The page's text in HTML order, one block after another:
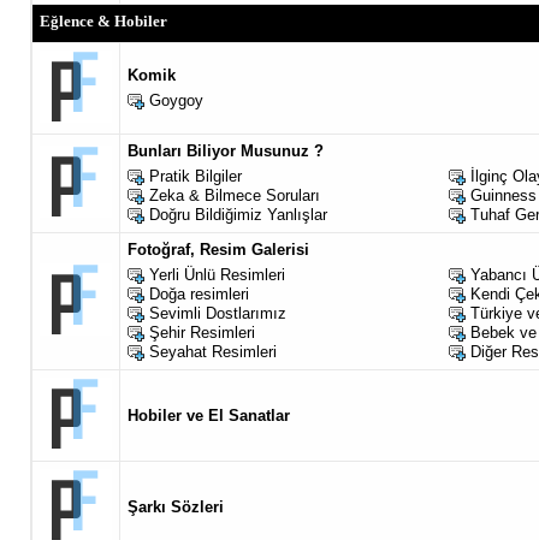
Eğlence & Hobiler
Komik
Goygoy
Bunları Biliyor Musunuz ?
Pratik Bilgiler
İlginç
Zeka & Bilmece Soruları
Doğru Bildiğimiz Yanlışlar
Tuhaf
Fotoğraf, Resim Galerisi
Yerli Ünlü Resimleri
Yabancı
Doğa resimleri
Kendi
Sevimli Dostlarımız
Türkiye
Şehir Resimleri
Bebek
Seyahat Resimleri
Diğer
Hobiler ve El Sanatlar
Şarkı Sözleri